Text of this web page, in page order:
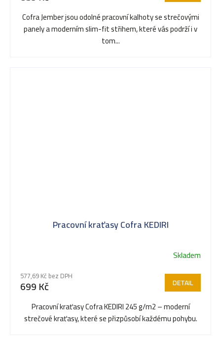
je
5,0
Cofra Jember jsou odolné pracovní kalhoty se strečovými
panely a moderním slim-fit střihem, které vás podrží i v
tom...
Pracovní kraťasy Cofra KEDIRI
produktu
je
Skladem
577,69 Kč bez DPH
699 Kč DETAIL
Pracovní kraťasy Cofra KEDIRI 245 g/m2 – moderní
strečové kraťasy, které se přizpůsobí každému pohybu.